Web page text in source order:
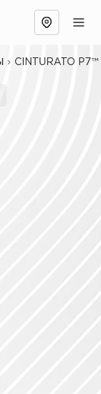
CINTURATO